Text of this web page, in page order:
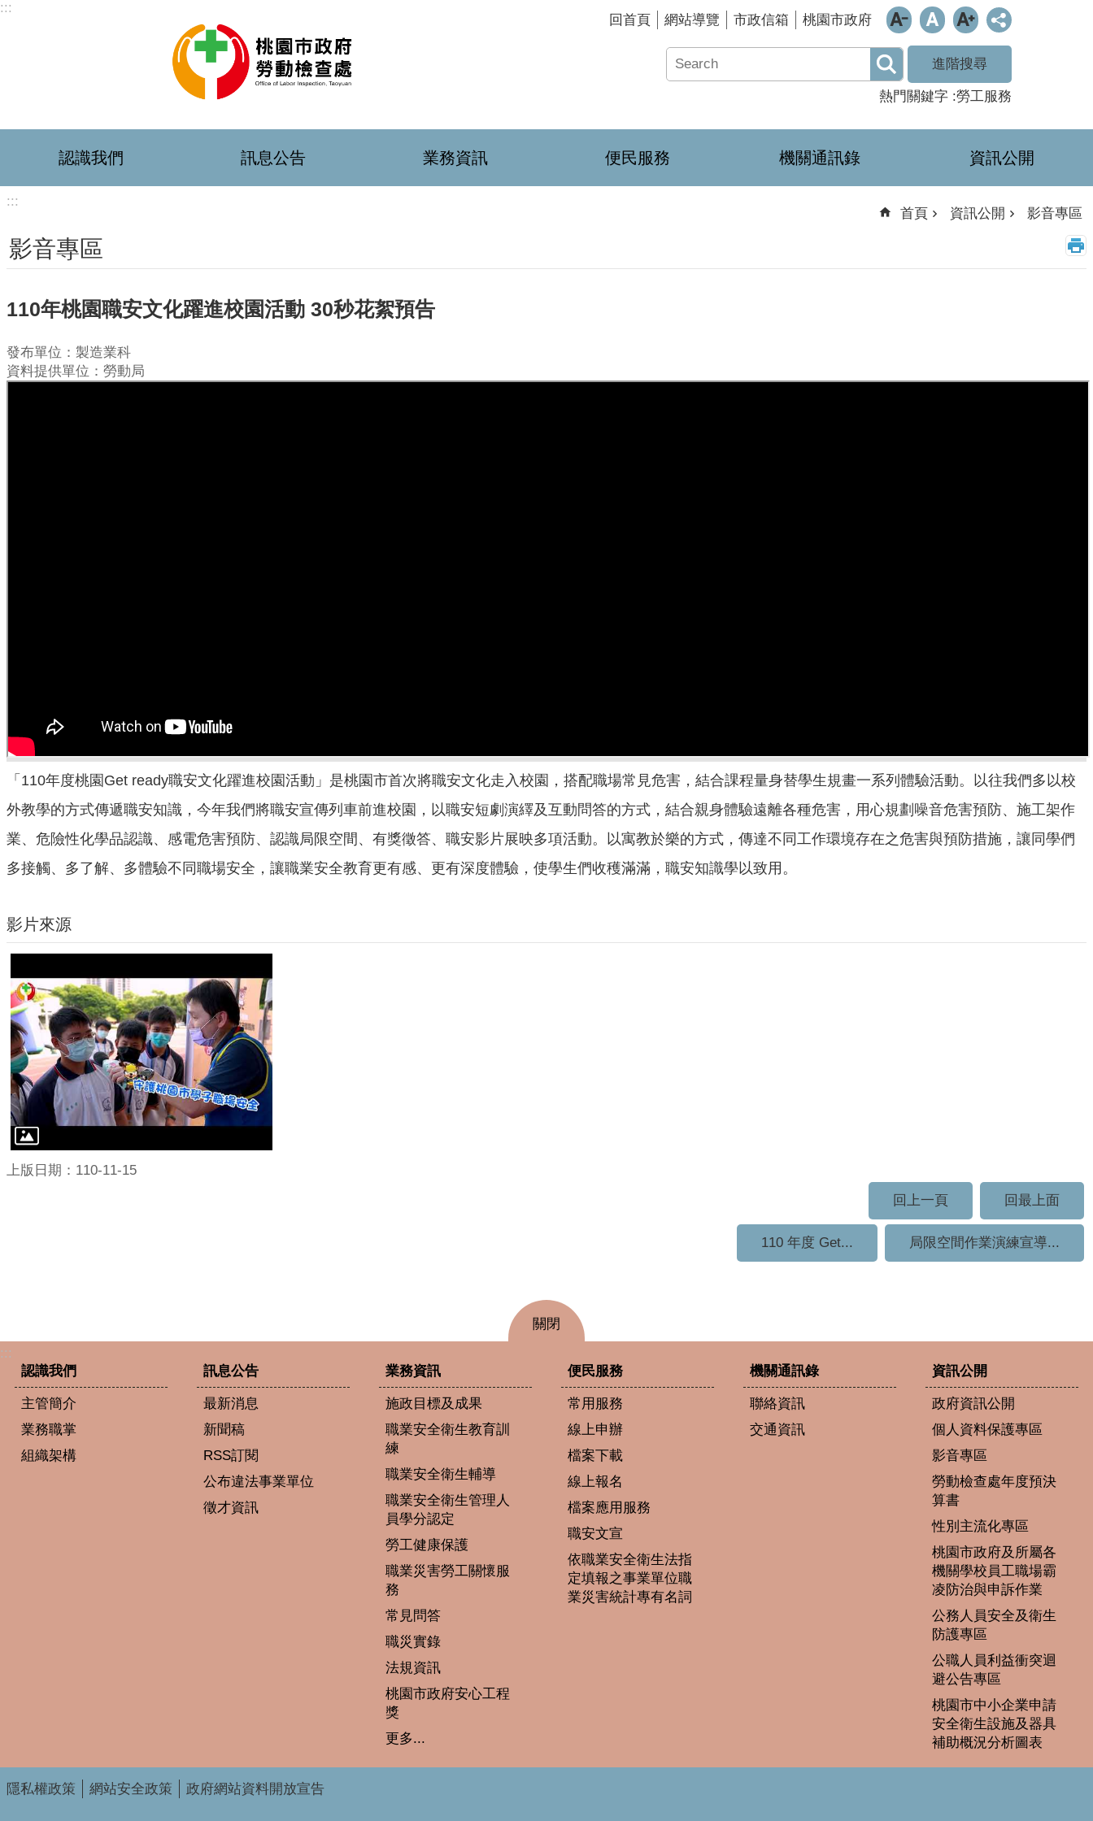
跳到主要內容區塊
:::
回首頁 網站導覽 市政信箱 桃園市政府
進階搜尋
熱門關鍵字 勞工服務
認識我們 訊息公告 業務資訊 便民服務 機關通訊錄 資訊公開
:::
首頁 資訊公開 影音專區
影音專區
110年桃園職安文化躍進校園活動 30秒花絮預告
發布單位：製造業科
資料提供單位：勞動局
「110年度桃園Get ready職安文化躍進校園活動」是桃園市首次將職安文化走入校園，搭配職場常見危害，結合課程量身替學生規畫一系列體驗活動。以往我們多以校
外教學的方式傳遞職安知識，今年我們將職安宣傳列車前進校園，以職安短劇演繹及互動問答的方式，結合親身體驗遠離各種危害，用心規劃噪音危害預防、施工架作
業、危險性化學品認識、感電危害預防、認識局限空間、有獎徵答、職安影片展映多項活動。以寓教於樂的方式，傳達不同工作環境存在之危害與預防措施，讓同學們
多接觸、多了解、多體驗不同職場安全，讓職業安全教育更有感、更有深度體驗，使學生們收穫滿滿，職安知識學以致用。
影片來源
上版日期：110-11-15
回上一頁
回最上面
110 年度 Get... 局限空間作業演練宣導...
關閉
:::
認識我們
主管簡介
業務職掌
組織架構
訊息公告
最新消息
新聞稿
RSS訂閱
公布違法事業單位
徵才資訊
業務資訊
施政目標及成果
職業安全衛生教育訓
練
職業安全衛生輔導
職業安全衛生管理人
員學分認定
勞工健康保護
職業災害勞工關懷服
務
常見問答
職災實錄
法規資訊
桃園市政府安心工程
獎
更多...
便民服務
常用服務
線上申辦
檔案下載
線上報名
檔案應用服務
職安文宣
依職業安全衛生法指
定填報之事業單位職
業災害統計專有名詞
機關通訊錄
聯絡資訊
交通資訊
資訊公開
政府資訊公開
個人資料保護專區
影音專區
勞動檢查處年度預決
算書
性別主流化專區
桃園市政府及所屬各
機關學校員工職場霸
凌防治與申訴作業
公務人員安全及衛生
防護專區
公職人員利益衝突迴
避公告專區
桃園市中小企業申請
安全衛生設施及器具
補助概況分析圖表
隱私權政策 網站安全政策 政府網站資料開放宣告